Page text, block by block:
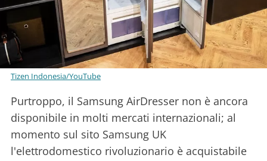
Tizen Indonesia/YouTube
Purtroppo, il Samsung AirDresser non è ancora
disponibile in molti mercati internazionali; al
momento sul sito Samsung UK
l'elettrodomestico rivoluzionario è acquistabile